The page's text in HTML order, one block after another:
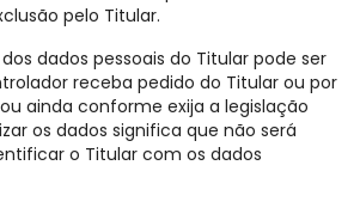
pelo Titular.
dados pessoais do Titular pode ser
receba pedido do Titular ou por
ainda conforme exija a legislação
os dados significa que não será
o Titular com os dados